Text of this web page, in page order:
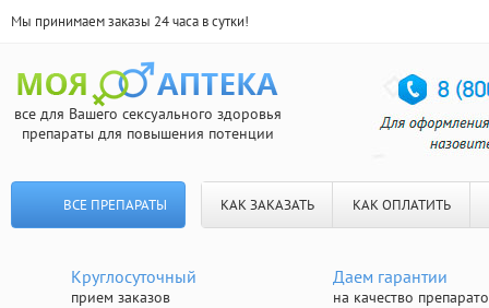
Мы принимаем заказы 24 часа в сутки!
все для Вашего сексуального здоровья
препараты для повышения потенции
ВСЕ ПРЕПАРАТЫ КАК ЗАКАЗАТЬ КАК ОПЛАТИТЬ
Круглосуточный
прием заказов
Даем гарантии
на качество